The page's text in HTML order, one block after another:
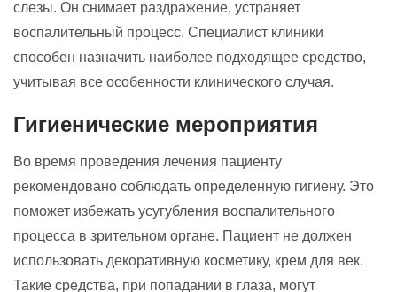
слезы. Он снимает раздражение, устраняет
воспалительный процесс. Специалист клиники
способен назначить наиболее подходящее средство,
учитывая все особенности клинического случая.
Гигиенические мероприятия
Во время проведения лечения пациенту
рекомендовано соблюдать определенную гигиену. Это
поможет избежать усугубления воспалительного
процесса в зрительном органе. Пациент не должен
использовать декоративную косметику, крем для век.
Такие средства, при попадании в глаза, могут